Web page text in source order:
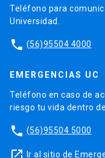
Teléfono para
Universidad.
phone (56)95504 4000
EMERGENCIAS UC
Teléfono en caso de
riesgo tu vida dentro
phone (56)95504 5000
Ir al sitio de